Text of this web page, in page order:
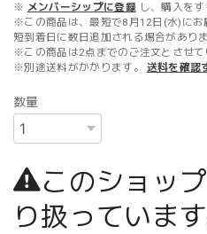
※ メンバーシップに登録 し、購入をす
※この商品は、最短で8月12日(水)にお
短到着日に数日追加される場合がありま
※この商品は2点までのご注文とさせて
※別途送料がかかります。
送料を確認
数量
このショッ
り扱っていま